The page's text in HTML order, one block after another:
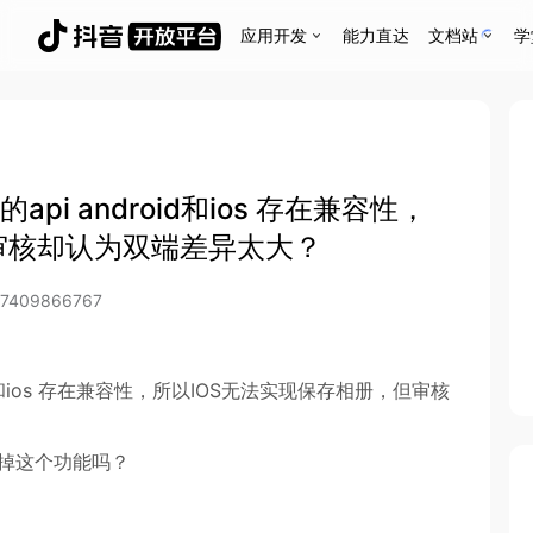
应用开发 能力直达 文档站
api android和ios 存在兼容性，
却认为双端差异太大？
存在兼容性，所以IOS无法实现保存相册，但审核
这个功能吗？